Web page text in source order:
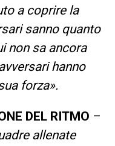
a coprire la
sanno quanto
non sa ancora
hanno
forza».
DEL RITMO –
allenate